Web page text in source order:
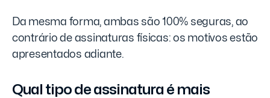
Da mesma forma, ambas são 100% seguras, ao
contrário de assinaturas físicas: os motivos estão
apresentados adiante.
Qual tipo de assinatura é mais